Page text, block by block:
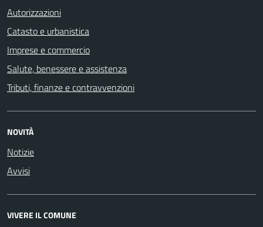
Autorizzazioni
Catasto e urbanistica
Imprese e commercio
Salute, benessere e assistenza
Tributi, finanze e contravvenzioni
NOVITÀ
Notizie
Avvisi
VIVERE IL COMUNE